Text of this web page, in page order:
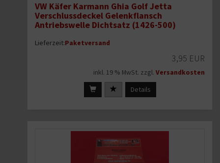
VW Käfer Karmann Ghia Golf Jetta
Verschlussdeckel Gelenkflansch
Antriebswelle Dichtsatz (1426-500)
Lieferzeit:Paketversand
3,95 EUR
inkl. 19 % MwSt. zzgl. Versandkosten
Details